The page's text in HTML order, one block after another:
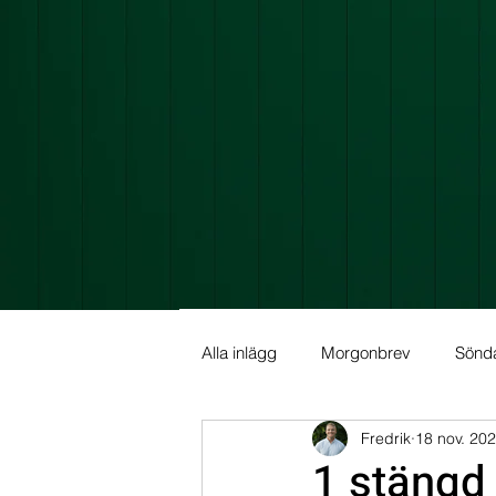
Alla inlägg Morgonbrev
Allmän info Fundamental
Fredrik 18 nov.